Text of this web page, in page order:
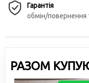
Гарантія
обмін/повернення
РАЗОМ